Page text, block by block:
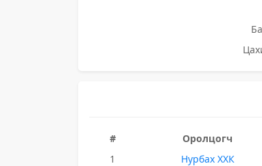
# Оролцогч
1
Нурбах ХХК